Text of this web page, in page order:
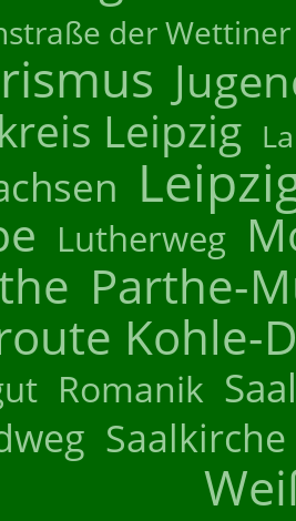
der Wettiner
Leipzig
Lutherweg
Parthe-
Kohle-
Romanik
Saalkirche